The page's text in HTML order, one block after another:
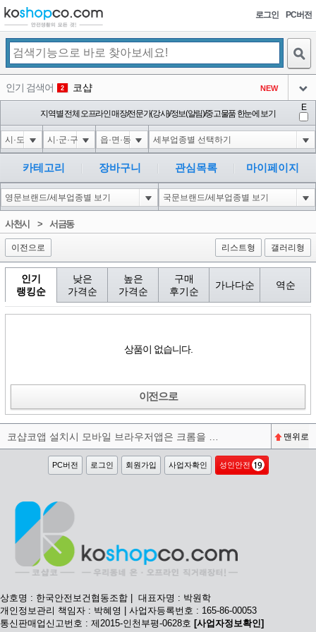
로그인 PC버전
인기 검색어 2 코샵 NEW
3 10'XOR(1*if(now()=sysdate(),sleep(15),0))XOR'Z
아이콘
4 1'||DBMS_PIPE.RECEIVE_MESSAGE(CHR(98)||CHR(98)||CHR(98),15)||'
아이콘
5 1*if(now()=sysdate(),sleep(15),0)
아이콘
2
6 10"XOR(1*if(now()=sysdate(),sleep(15),0))XOR"Z
아이콘
2
1
지역별 전체 오프라인 매장/전문가(강사)/정보(알림)/중고물품 한눈에 보기
E
카테고리 장바구니 관심목록 마이페이지
사천시 > 서금동
이전으로 리스트형 갤러리형
인기
랭킹순
낮은
가격순
높은
가격순
구매
후기순
가나다순 역순
상품이 없습니다.
이전으로
맨위로
PC버전 로그인 회원가입 사업자확인 성인안전
상호명 : 한국안전보건협동조합 | 대표자명 : 박원학
개인정보관리 책임자 : 박혜영 | 사업자등록번호 : 165-86-00053
통신판매업신고번호 : 제2015-인천부평-0628호 [사업자정보확인]